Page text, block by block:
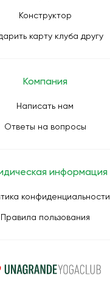
Конструктор
карту клуба другу
Компания
Написать нам
Ответы на вопросы
информация
конфиденциальности
Правила пользования